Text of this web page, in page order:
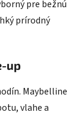
pre bežnú
prírodný
up
Maybelline
vlahe a